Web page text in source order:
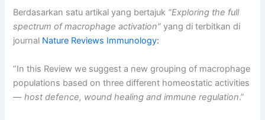
Berdasarkan satu artikal yang bertajuk “Exploring the full
spectrum of macrophage activation” yang di terbitkan di
journal Nature Reviews Immunology:
“In this Review we suggest a new grouping of macrophage
populations based on three different homeostatic activities
—host defence, wound healing and immune regulation.”